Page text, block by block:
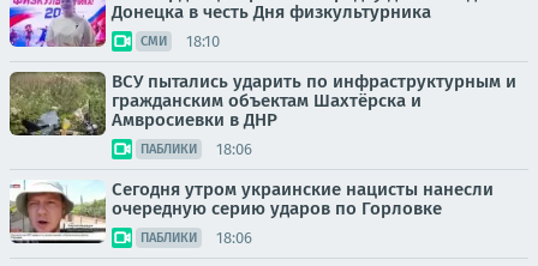
Донецка в честь Дня физкультурника
СМИ 18:10
ВСУ пытались ударить по инфраструктурным и
гражданским объектам Шахтёрска и
Амвросиевки в ДНР
ПАБЛИКИ 18:06
Сегодня утром украинские нацисты нанесли
очередную серию ударов по Горловке
ПАБЛИКИ 18:06